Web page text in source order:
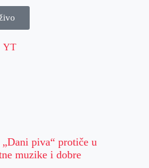
YT
piva“ protiče u
muzike i dobre